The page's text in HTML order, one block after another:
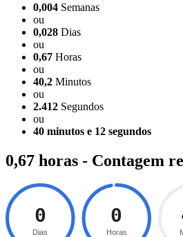
0,004 Semanas
ou
0,028 Dias
ou
0,67 Horas
ou
40,2 Minutos
ou
2.412 Segundos
ou
40 minutos e 12 segundos
0,67 horas - Contagem
0
Dias
0
Horas